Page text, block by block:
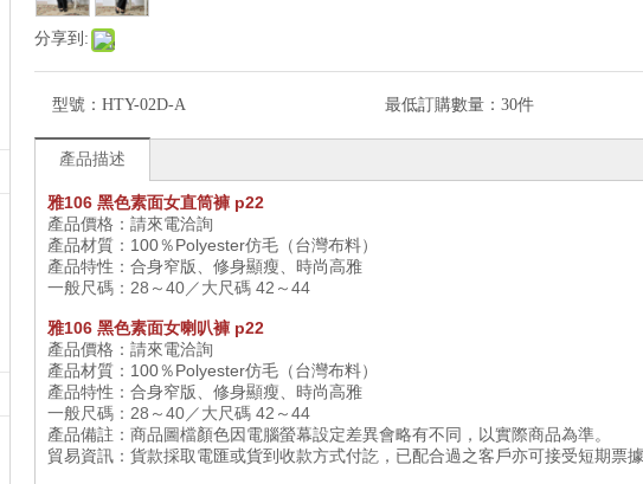
分享到:
型號： HTY-02D-A 最低訂購數量： 30件
產品描述
雅106 黑色素面女直筒褲 p22
產品價格：請來電洽詢
產品材質： 100％Polyester仿毛（台灣布料）
產品特性：合身窄版、修身顯瘦、時尚高雅
一般尺碼：28～40／大尺碼 42～44
雅106 黑色素面女喇叭褲 p22
產品價格：請來電洽詢
產品材質： 100％Polyester仿毛（台灣布料）
產品特性：合身窄版、修身顯瘦、時尚高雅
一般尺碼：28～40／大尺碼 42～44
產品備註：商品圖檔顏色因電腦螢幕設定差異會略有不同，以實際商品為準。
貿易資訊：貨款採取電匯或貨到收款方式付訖，已配合過之客戶亦可接受短期票